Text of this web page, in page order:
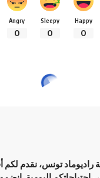
Happy
0
Sleepy
0
Angry
0
مجتمع> مهرجان كان
دولان رئيسا
ما”